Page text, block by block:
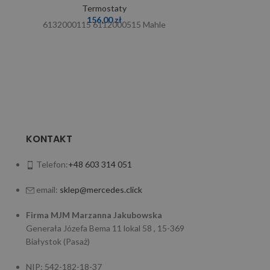
Termostaty
156,00zł
6132000115 6112000515 Mahle
KONTAKT
Telefon:+48 603 314 051
email: sklep@mercedes.click
Firma MJM Marzanna Jakubowska
Generała Józefa Bema 11 lokal 58 , 15-369
Białystok (Pasaż)
NIP: 542-182-18-37